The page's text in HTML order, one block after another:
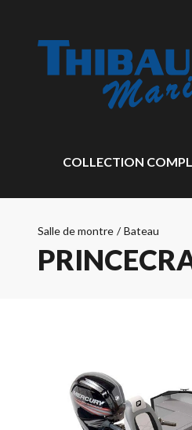
COLLECTION
Salle de montre / Bateau